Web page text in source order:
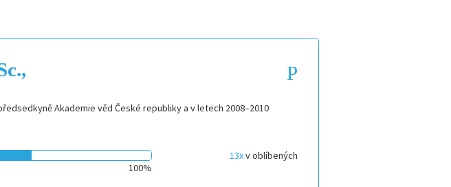
Akademie věd České republiky a v letech 2008–2010
100%
13xv oblíbených